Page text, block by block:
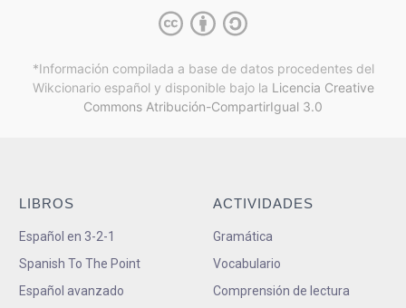
*Información compilada a base de datos procedentes del
Wikcionario español y disponible bajo la Licencia Creative
Commons Atribución-CompartirIgual 3.0
LIBROS
Español en 3-2-1
Spanish To The Point
Español avanzado
ACTIVIDADES
Gramática
Vocabulario
Comprensión de lectura